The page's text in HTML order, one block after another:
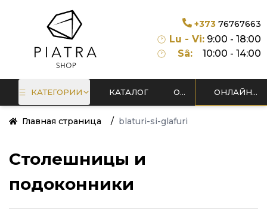
+373 76767663
Lu - Vi: 9:00 - 18:00
Sâ:
10:00 - 14:00
КАТЕГОРИИ КАТАЛОГ О
НАС
ОНЛАЙН
Главная страница / blaturi-si-glafuri
Cтолешницы и
подоконники